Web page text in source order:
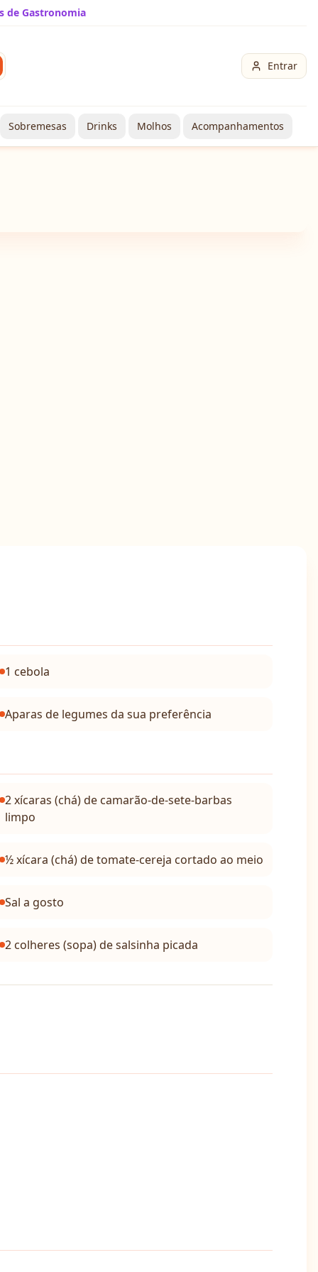
de Gastronomia
Entrar
Sobremesas Drinks Molhos Acompanhamentos
1 cebola
Aparas de legumes da sua preferência
2 xícaras (chá) de camarão-de-sete-barbas
limpo
½ xícara (chá) de tomate-cereja cortado ao meio
Sal a gosto
2 colheres (sopa) de salsinha picada